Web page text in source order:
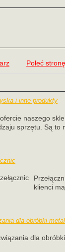
Poleć stronę
i inne produkty
naszego
sprzętu. Są to
klienci
dla obróbki